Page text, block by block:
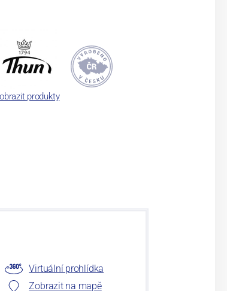
produkty
Virtuální prohlídka
Zobrazit na mapě